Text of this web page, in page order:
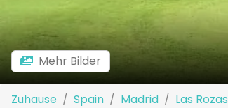
Mehr Bilder
Zuhause Spain Madrid Las Rozas